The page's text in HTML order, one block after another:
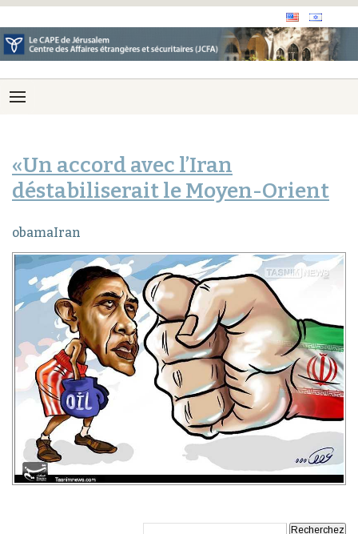
«Un accord avec l’Iran
déstabiliserait le Moyen-Orient
obamaIran
Recherche: